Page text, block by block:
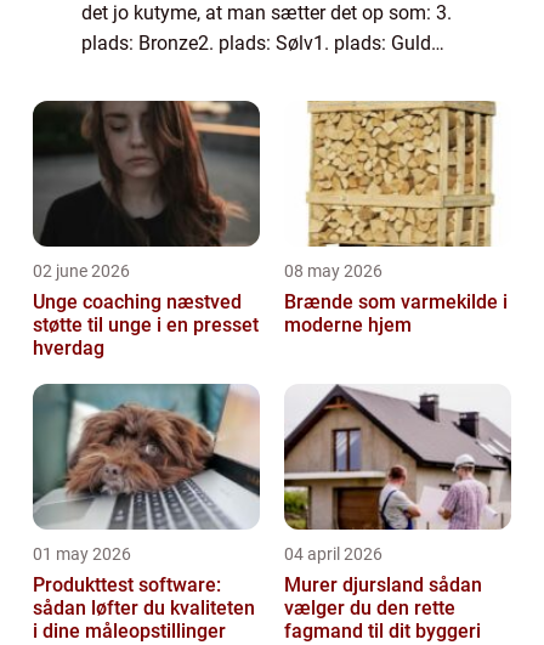
det jo kutyme, at man sætter det op som: 3.
plads: Bronze2. plads: Sølv1. plads: Guld
sølvet altid vil være den andenbedste i alle
and...
02 june 2026
Unge coaching næstved
støtte til unge i en presset
hverdag
08 may 2026
Brænde som varmekilde i
moderne hjem
01 may 2026
Produkttest software:
sådan løfter du kvaliteten
i dine måleopstillinger
04 april 2026
Murer djursland sådan
vælger du den rette
fagmand til dit byggeri